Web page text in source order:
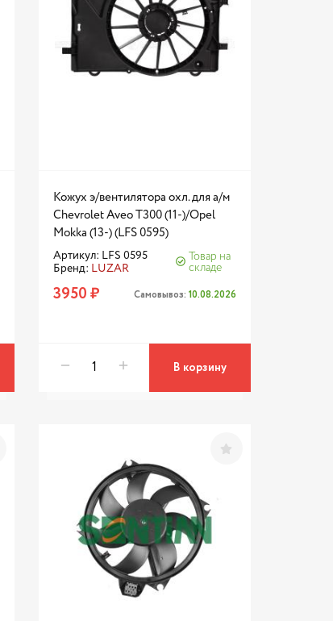
Кожух э/вентилятора охл. для а/м
Chevrolet Aveo T300 (11-)/Opel
Mokka (13-) (LFS 0595)
Артикул: LFS 0595
Бренд: LUZAR
Товар на
складе
3950 ₽ Самовывоз: 10.08.2026
В корзину